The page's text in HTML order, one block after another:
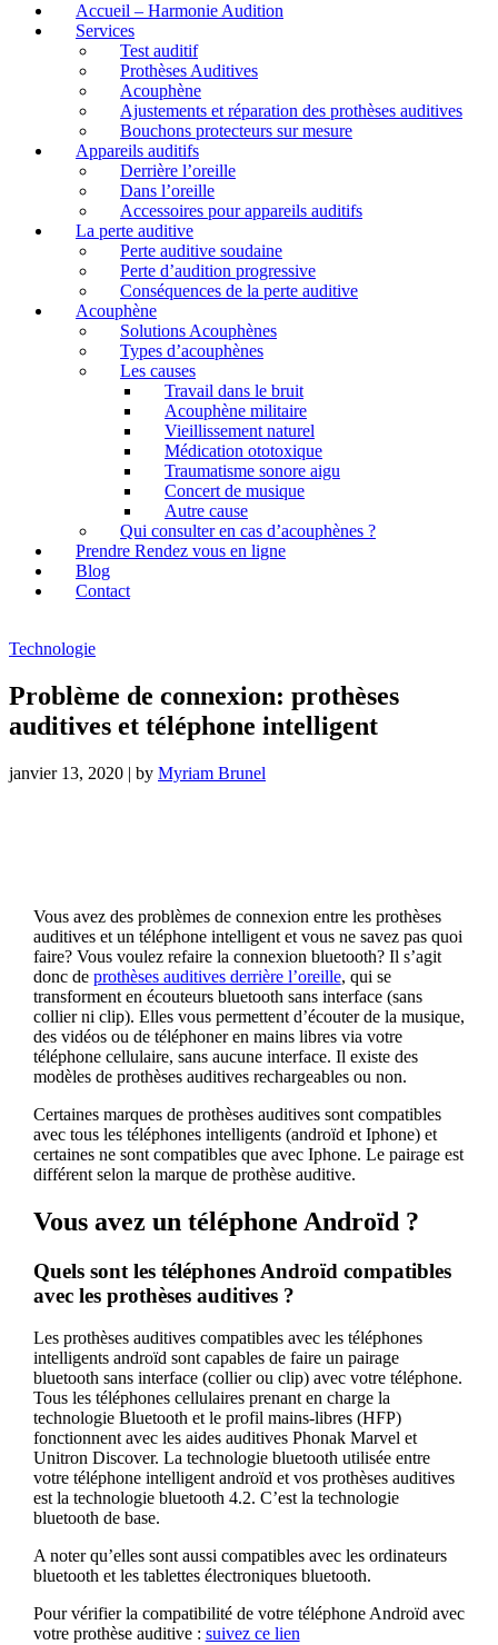
Accueil – Harmonie Audition
Services
Test auditif
Prothèses Auditives
Acouphène
Ajustements et réparation des prothèses auditives
Bouchons protecteurs sur mesure
Appareils auditifs
Derrière l’oreille
Dans l’oreille
Accessoires pour appareils auditifs
La perte auditive
Perte auditive soudaine
Perte d’audition progressive
Conséquences de la perte auditive
Acouphène
Solutions Acouphènes
Types d’acouphènes
Les causes
Travail dans le bruit
Acouphène militaire
Vieillissement naturel
Médication ototoxique
Traumatisme sonore aigu
Concert de musique
Autre cause
Qui consulter en cas d’acouphènes ?
Prendre Rendez vous en ligne
Blog
Contact
Technologie
Problème de connexion: prothèses
auditives et téléphone intelligent
janvier 13, 2020 | by Myriam Brunel
Vous avez des problèmes de connexion entre les prothèses
auditives et un téléphone intelligent et vous ne savez pas quoi
faire? Vous voulez refaire la connexion bluetooth? Il s’agit
donc de prothèses auditives derrière l’oreille, qui se
transforment en écouteurs bluetooth sans interface (sans
collier ni clip). Elles vous permettent d’écouter de la musique,
des vidéos ou de téléphoner en mains libres via votre
téléphone cellulaire, sans aucune interface. Il existe des
modèles de prothèses auditives rechargeables ou non.
Certaines marques de prothèses auditives sont compatibles
avec tous les téléphones intelligents (androïd et Iphone) et
certaines ne sont compatibles que avec Iphone. Le pairage est
différent selon la marque de prothèse auditive.
Vous avez un téléphone Androïd ?
Quels sont les téléphones Androïd compatibles
avec les prothèses auditives ?
Les prothèses auditives compatibles avec les téléphones
intelligents androïd sont capables de faire un pairage
bluetooth sans interface (collier ou clip) avec votre téléphone.
Tous les téléphones cellulaires prenant en charge la
technologie Bluetooth et le profil mains-libres (HFP)
fonctionnent avec les aides auditives Phonak Marvel et
Unitron Discover. La technologie bluetooth utilisée entre
votre téléphone intelligent androïd et vos prothèses auditives
est la technologie bluetooth 4.2. C’est la technologie
bluetooth de base.
A noter qu’elles sont aussi compatibles avec les ordinateurs
bluetooth et les tablettes électroniques bluetooth.
Pour vérifier la compatibilité de votre téléphone Androïd avec
votre prothèse auditive : suivez ce lien